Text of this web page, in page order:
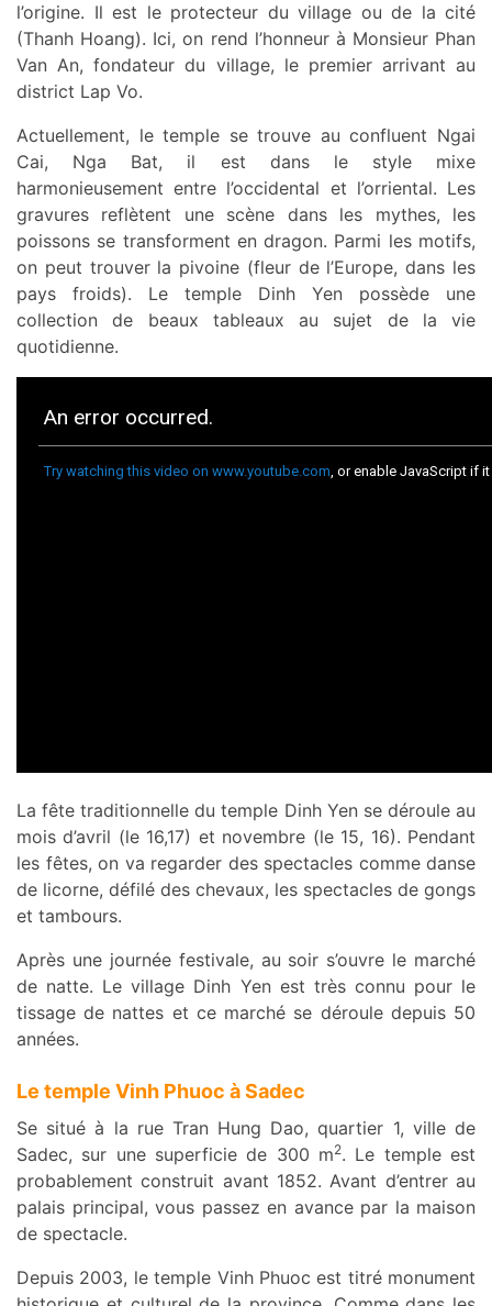
l’origine. Il est le protecteur du village ou de la cité
(Thanh Hoang). Ici, on rend l’honneur à Monsieur Phan
Van An, fondateur du village, le premier arrivant au
district Lap Vo.
Actuellement, le temple se trouve au confluent Ngai
Cai, Nga Bat, il est dans le style mixe
harmonieusement entre l’occidental et l’orriental. Les
gravures reflètent une scène dans les mythes, les
poissons se transforment en dragon. Parmi les motifs,
on peut trouver la pivoine (fleur de l’Europe, dans les
pays froids). Le temple Dinh Yen possède une
collection de beaux tableaux au sujet de la vie
quotidienne.
La fête traditionnelle du temple Dinh Yen se déroule au
mois d’avril (le 16,17) et novembre (le 15, 16). Pendant
les fêtes, on va regarder des spectacles comme danse
de licorne, défilé des chevaux, les spectacles de gongs
et tambours.
Après une journée festivale, au soir s’ouvre le marché
de natte. Le village Dinh Yen est très connu pour le
tissage de nattes et ce marché se déroule depuis 50
années.
Le temple Vinh Phuoc à Sadec
Se situé à la rue Tran Hung Dao, quartier 1, ville de
Sadec, sur une superficie de 300 m2. Le temple est
probablement construit avant 1852. Avant d’entrer au
palais principal, vous passez en avance par la maison
de spectacle.
Depuis 2003, le temple Vinh Phuoc est titré monument